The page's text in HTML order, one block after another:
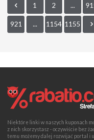
1 2 ...
921 ... 1154 1155
Niektóre linki w naszych kuponach
z nich skorzystasz - oczywiście bez
temu możemy dalej rozwijać portal i